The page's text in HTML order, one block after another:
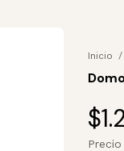
Inicio /